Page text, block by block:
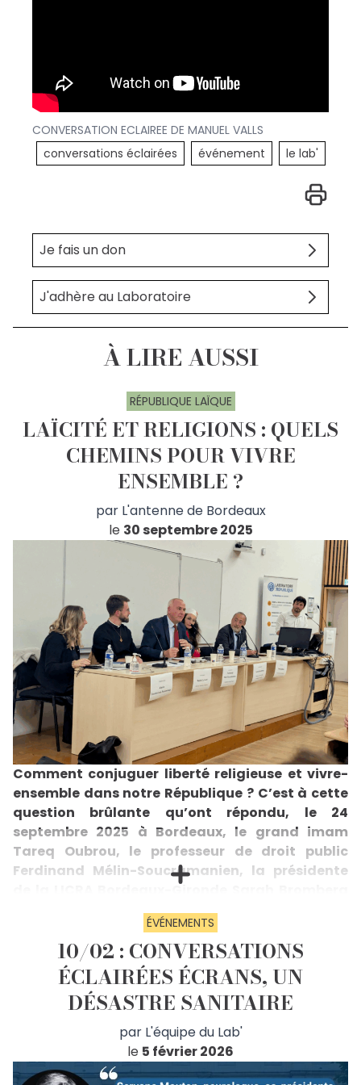
CONVERSATION ECLAIREE DE MANUEL VALLS
conversations éclairées
événement le lab'
Je fais un don
J'adhère au Laboratoire
À LIRE AUSSI
RÉPUBLIQUE LAÏQUE
LAÏCITÉ ET RELIGIONS : QUELS
CHEMINS POUR VIVRE
ENSEMBLE ?
par L'antenne de Bordeaux
le 30 septembre 2025
Comment conjuguer liberté religieuse et vivre-
ensemble dans notre République ? C’est à cette
question brûlante qu’ont répondu, le 24
septembre 2025 à Bordeaux, le grand imam
Tareq Oubrou, le professeur de droit public
Ferdinand Mélin-Soucramanien, la présidente
de la LICRA Bordeaux-Gironde Sarah Bromberg
et le prêtre Basile Dumont. Entre cadre juridique,
éducation des jeunes, égalité femmes-hommes
et diversité des pratiques spirituelles, la soirée a
offert un débat riche et sans détour sur la
laïcité, ce pilier républicain qui nous unit tous.
Le 24 septembre 2025, le Laboratoire de la
l’occasion d’une conférence consacrée au thème «
Laïcité et religions : quels chemins pour vivre
ensemble ? », en présence de Ferdinand Mélin-
Soucramanien (professeur de droit public), Tareq
ÉVÉNEMENTS
10/02 : CONVERSATIONS
ÉCLAIRÉES ÉCRANS, UN
DÉSASTRE SANITAIRE
par L'équipe du Lab'
le 5 février 2026